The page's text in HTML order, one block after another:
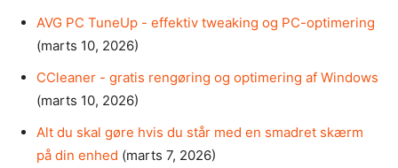
AVG PC TuneUp - effektiv tweaking og PC-optimering
(marts 10, 2026)
CCleaner - gratis rengøring og optimering af Windows
(marts 10, 2026)
Alt du skal gøre hvis du står med en smadret skærm
på din enhed (marts 7, 2026)